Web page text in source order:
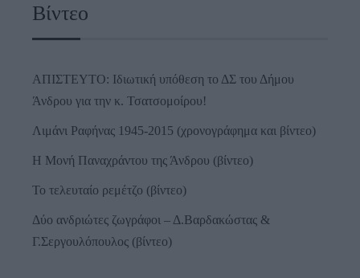
Βίντεο
ΑΠΙΣΤΕΥΤΟ: Ιδιωτική υπόθεση το ΔΣ του Δήμου
Άνδρου για την κ. Τσατσομοίρου!
Λιμάνι Ραφήνας 1945-2015 (χρονογράφημα και βίντεο)
Η Μονή Παναχράντου της Άνδρου (βίντεο)
Το τελευταίο ρεμέτζο (βίντεο)
Δύο ανδριώτες ζωγράφοι – Δ.Βαρδακώστας &
Γ.Σεργουλόπουλος (βίντεο)